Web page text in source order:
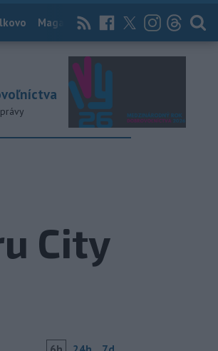
Magazín News Now Archív
City